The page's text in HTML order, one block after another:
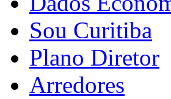
Sou Curitiba
Plano Diretor
Arredores